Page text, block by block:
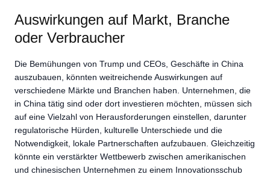
Auswirkungen auf Markt, Branche
oder Verbraucher
Die Bemühungen von Trump und CEOs, Geschäfte in China
auszubauen, könnten weitreichende Auswirkungen auf
verschiedene Märkte und Branchen haben. Unternehmen, die
in China tätig sind oder dort investieren möchten, müssen sich
auf eine Vielzahl von Herausforderungen einstellen, darunter
regulatorische Hürden, kulturelle Unterschiede und die
Notwendigkeit, lokale Partnerschaften aufzubauen. Gleichzeitig
könnte ein verstärkter Wettbewerb zwischen amerikanischen
und chinesischen Unternehmen zu einem Innovationsschub